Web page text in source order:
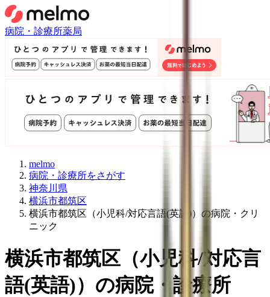
病院・診療所薬局
melmo
病院・診療所をさがす
神奈川県
横浜市都筑区
横浜市都筑区（小児科/対応言語(英語)）の病院・クリ
ニック
横浜市都筑区 （小児科/対応言
語(英語)） の病院・診療所